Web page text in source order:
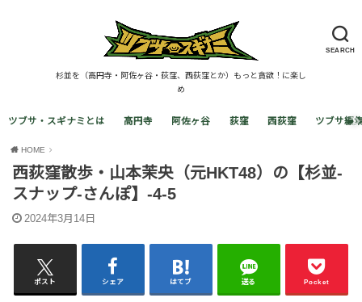
SEARCH
杉並を（高円寺・阿佐ヶ谷・荻窪、西荻窪とか）もっと貪欲！に楽し
め
ツブサ・スギナミとは 高円寺 阿佐ヶ谷 荻窪 西荻窪 ツブサ編
HOME
西荻窪散歩・山本茉央（元HKT48）の【杉並-
スナップ-さんぽ】-4-5
2024年3月14日
ポスト シェア はてブ 送る Pocket